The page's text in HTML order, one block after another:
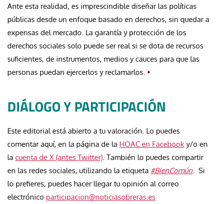
Ante esta realidad, es imprescindible diseñar las políticas
públicas desde un enfoque basado en derechos, sin quedar a
expensas del mercado. La garantía y protección de los
derechos sociales solo puede ser real si se dota de recursos
suficientes, de instrumentos, medios y cauces para que las
personas puedan ejercerlos y reclamarlos. •
DIÁLOGO Y PARTICIPACIÓN
Este editorial está abierto a tu valoración. Lo puedes
comentar aquí, en la página de la HOAC en Facebook y/o en
la cuenta de X (antes Twitter). También lo puedes compartir
en las redes sociales, utilizando la etiqueta #BienComún. Si
lo prefieres, puedes hacer llegar tu opinión al correo
electrónico participacion@noticiasobreras.es